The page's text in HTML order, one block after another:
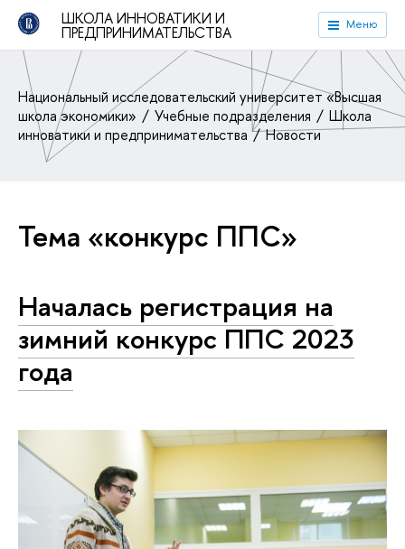
ШКОЛА ИННОВАТИКИ И
ПРЕДПРИНИМАТЕЛЬСТВА Меню
Национальный исследовательский университет «Высшая
школа экономики»
Учебные подразделения
Школа
инноватики и предпринимательства
Новости
Тема «конкурс ППС»
Началась регистрация на
зимний конкурс ППС 2023
года